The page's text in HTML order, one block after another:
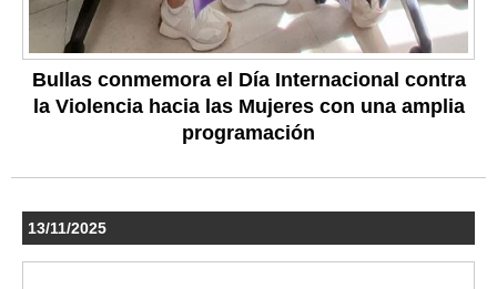
Bullas conmemora el Día Internacional contra
la Violencia hacia las Mujeres con una amplia
programación
13/11/2025